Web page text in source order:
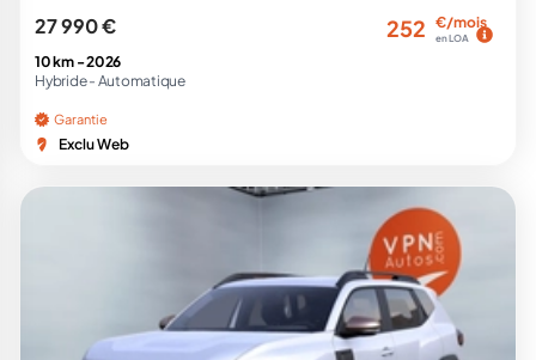
27 990 € 252 €/mois
en LOA
10 km -2026
Hybride - Automatique
Garantie
Exclu Web